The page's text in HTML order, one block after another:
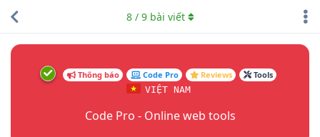
Thông báo Code Pro Reviews
Tools
VIỆT NAM
Code Pro - Online web tools
8/ 9bài viết